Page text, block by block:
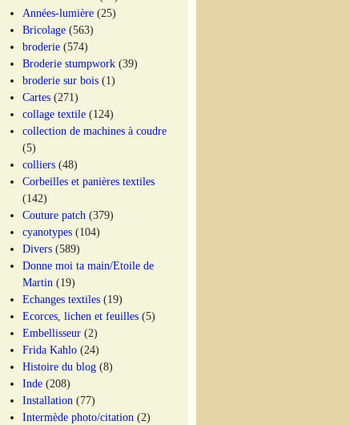
Années-lumière (25)
Bricolage (563)
broderie (574)
Broderie stumpwork (39)
broderie sur bois (1)
Cartes (271)
collage textile (124)
collection de machines à coudre
(5)
colliers (48)
Corbeilles et panières textiles
(142)
Couture patch (379)
cyanotypes (104)
Divers (589)
Donne moi ta main/Etoile de
Martin (19)
Echanges textiles (19)
Ecorces, lichen et feuilles (5)
Embellisseur (2)
Frida Kahlo (24)
Histoire du blog (8)
Inde (208)
Installation (77)
Intermède photo/citation (2)